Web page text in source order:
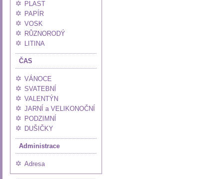
PLAST
PAPÍR
VOSK
RŮZNORODÝ
LITINA
ČAS
VÁNOCE
SVATEBNÍ
VALENTÝN
JARNÍ a VELIKONOČNÍ
PODZIMNÍ
DUŠIČKY
Administrace
Adresa